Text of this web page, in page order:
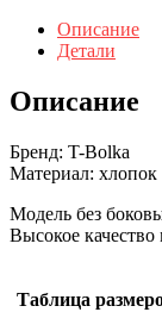
Описание
Детали
Описание
Бренд: T-Bolka
Материал: хлопок
Модель без
Высокое
Таблица